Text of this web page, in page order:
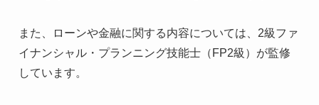
また、ローンや金融に関する内容については、2級ファ
イナンシャル・プランニング技能士（FP2級）が監修
しています。